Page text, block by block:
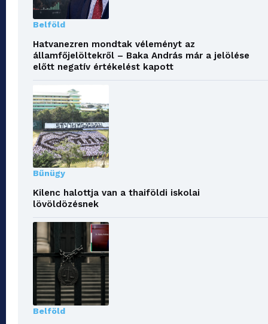
Belföld
Hatvanezren mondtak véleményt az
államfőjelöltekről – Baka András már a jelölése
előtt negatív értékelést kapott
Bűnügy
Kilenc halottja van a thaiföldi iskolai
lövöldözésnek
Belföld